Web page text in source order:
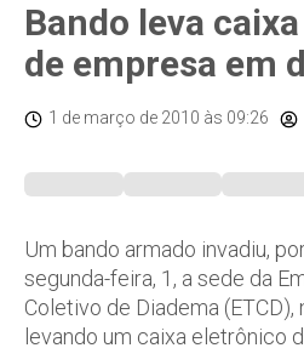
Bando leva
de empresa em
1 de março de 2010 às 09:26
Um bando armado invadiu,
segunda-feira, 1, a sede da
Coletivo de Diadema (ETCD),
levando um caixa eletrônico